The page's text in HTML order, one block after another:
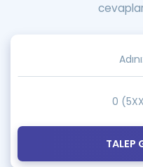
TALEP